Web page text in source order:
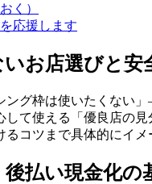
く）
応援します
お店選びと安
ング枠は使いたくな
て使える「優良店の
コツまで具体的にイ
払い現金化の